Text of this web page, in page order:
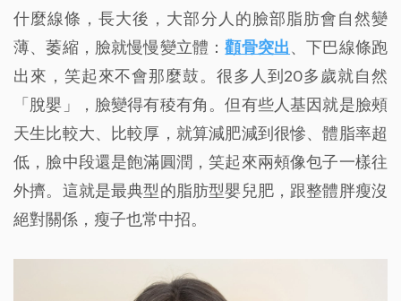
什麼線條，長大後，大部分人的臉部脂肪會自然變
薄、萎縮，臉就慢慢變立體：顴骨突出、下巴線條跑
出來，笑起來不會那麼鼓。很多人到20多歲就自然
「脫嬰」，臉變得有稜有角。但有些人基因就是臉頰
天生比較大、比較厚，就算減肥減到很慘、體脂率超
低，臉中段還是飽滿圓潤，笑起來兩頰像包子一樣往
外擠。這就是最典型的脂肪型嬰兒肥，跟整體胖瘦沒
絕對關係，瘦子也常中招。